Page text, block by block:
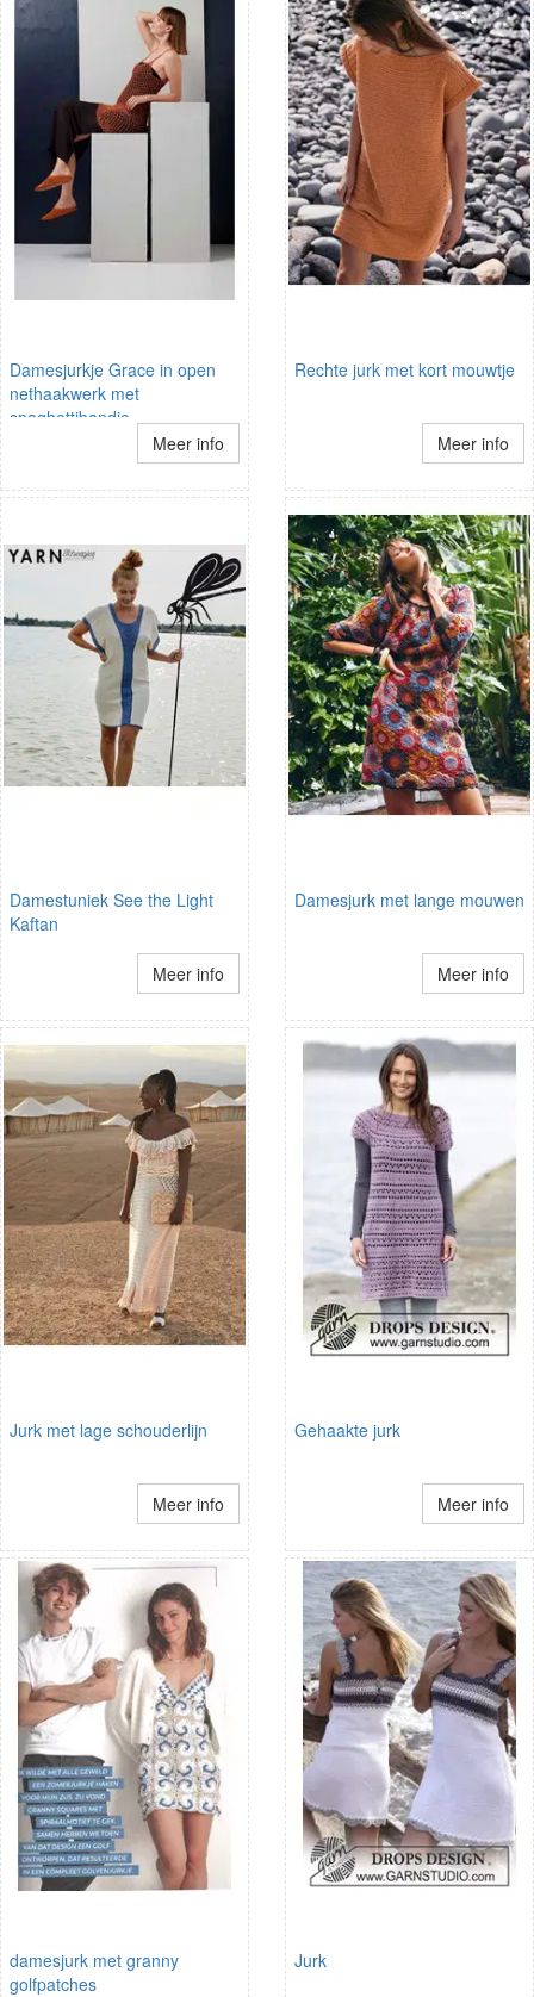
Damesjurkje Grace in open
nethaakwerk met
spaghettibandje
Meer info
Rechte jurk met kort mouwtje
Meer info
Damestuniek See the Light
Kaftan
Meer info
Damesjurk met lange mouwen
Meer info
Jurk met lage schouderlijn
Meer info
Gehaakte jurk
Meer info
damesjurk met granny
golfpatches
Jurk